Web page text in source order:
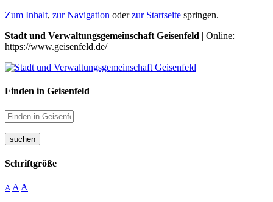
Zum Inhalt, zur Navigation oderzur Startseite springen.
Stadt und Verwaltungsgemeinschaft Geisenfeld | Online:
https://www.geisenfeld.de/
Finden in Geisenfeld
suchen
Schriftgröße
A A A